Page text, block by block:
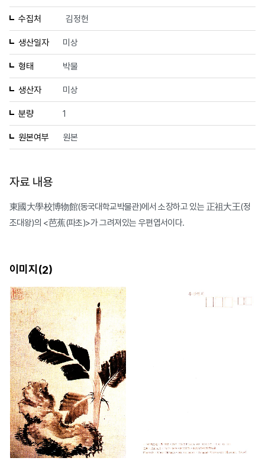
수집처 김정헌
생산일자 미상
형태 박물
생산자 미상
분량 1
원본여부 원본
자료 내용
東國大學校博物館(동국대학교박물관)에서 소장하고 있는 正祖大王(정
조대왕)의 <芭蕉(파초)>가 그려져있는 우편엽서이다.
이미지(2)